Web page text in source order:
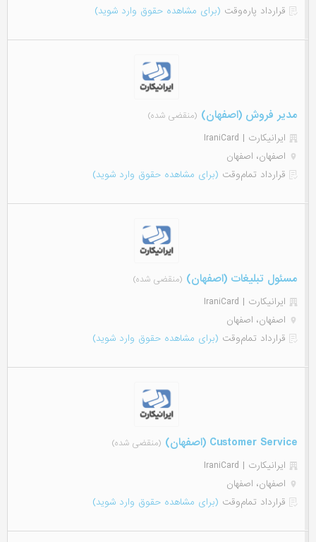
قرارداد پاره‌وقت (برای مشاهده حقوق وارد شوید)
مدیر فروش (اصفهان) (منقضی شده)
ایرانیکارت | IraniCard
اصفهان، اصفهان
قرارداد تمام‌وقت (برای مشاهده حقوق وارد شوید)
مسئول تبلیغات (اصفهان) (منقضی شده)
ایرانیکارت | IraniCard
اصفهان، اصفهان
قرارداد تمام‌وقت (برای مشاهده حقوق وارد شوید)
Customer Service (اصفهان) (منقضی شده)
ایرانیکارت | IraniCard
اصفهان، اصفهان
قرارداد تمام‌وقت (برای مشاهده حقوق وارد شوید)